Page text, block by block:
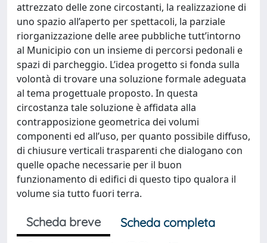
attrezzato delle zone circostanti, la realizzazione di
uno spazio all’aperto per spettacoli, la parziale
riorganizzazione delle aree pubbliche tutt’intorno
al Municipio con un insieme di percorsi pedonali e
spazi di parcheggio. L’idea progetto si fonda sulla
volontà di trovare una soluzione formale adeguata
al tema progettuale proposto. In questa
circostanza tale soluzione è affidata alla
contrapposizione geometrica dei volumi
componenti ed all’uso, per quanto possibile diffuso,
di chiusure verticali trasparenti che dialogano con
quelle opache necessarie per il buon
funzionamento di edifici di questo tipo qualora il
volume sia tutto fuori terra.
Scheda breve
Scheda completa